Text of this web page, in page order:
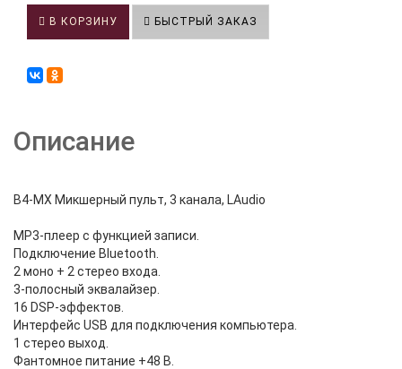
В КОРЗИНУ БЫСТРЫЙ ЗАКАЗ
Описание
B4-MX Микшерный пульт, 3 канала, LAudio
MP3-плеер с функцией записи.
Подключение Bluetooth.
2 моно + 2 стерео входа.
3-полосный эквалайзер.
16 DSP-эффектов.
Интерфейс USB для подключения компьютера.
1 стерео выход.
Фантомное питание +48 В.